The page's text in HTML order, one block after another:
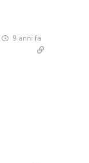
9 anni fa